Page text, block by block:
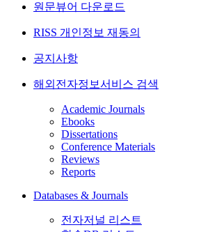
원문뷰어 다운로드
RISS 개인정보 재동의
공지사항
해외전자정보서비스 검색
Academic Journals
Ebooks
Dissertations
Conference Materials
Reviews
Reports
Databases & Journals
전자저널 리스트